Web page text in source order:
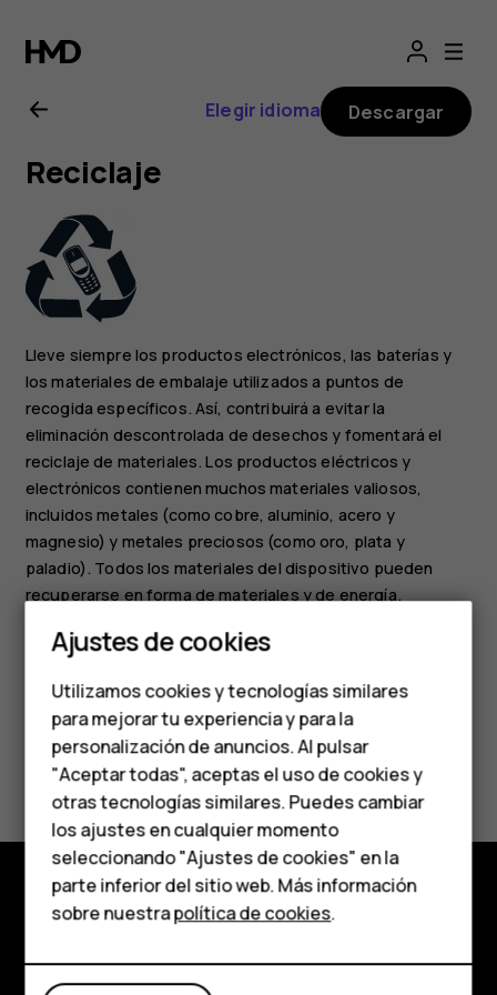
Guía
del
usuario
de
Nokia
2.1
Smartphones
Teléfonos clásicos
Teléfonos para
personas mayores
Accesorios
HMD Terra M
Para empresas
Tabletas
Tienda
Elegir idioma Descargar
Reciclaje
Lleve siempre los productos electrónicos, las baterías y
los materiales de embalaje utilizados a puntos de
recogida específicos. Así, contribuirá a evitar la
eliminación descontrolada de desechos y fomentará el
reciclaje de materiales. Los productos eléctricos y
electrónicos contienen muchos materiales valiosos,
incluidos metales (como cobre, aluminio, acero y
magnesio) y metales preciosos (como oro, plata y
paladio). Todos los materiales del dispositivo pueden
recuperarse en forma de materiales y de energía.
¿Te ha parecido útil?
Sí No
Tienda
Acerca de
Ajustes de cookies
Utilizamos cookies y tecnologías similares
para mejorar tu experiencia y para la
personalización de anuncios. Al pulsar
"Aceptar todas", aceptas el uso de cookies y
otras tecnologías similares. Puedes cambiar
los ajustes en cualquier momento
seleccionando "Ajustes de cookies" en la
parte inferior del sitio web. Más información
sobre nuestrapolítica de cookies.